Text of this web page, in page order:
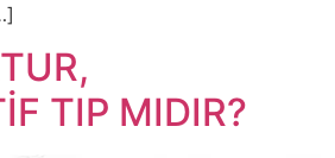
TIP MIDIR?